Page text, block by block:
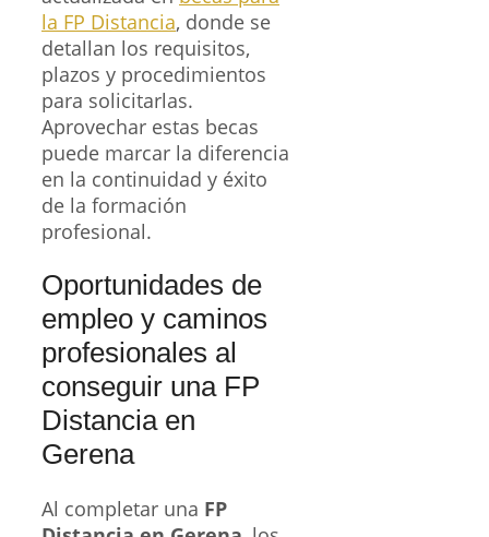
la FP Distancia, donde se
detallan los requisitos,
plazos y procedimientos
para solicitarlas.
Aprovechar estas becas
puede marcar la diferencia
en la continuidad y éxito
de la formación
profesional.
Oportunidades de
empleo y caminos
profesionales al
conseguir una FP
Distancia en
Gerena
Al completar una FP